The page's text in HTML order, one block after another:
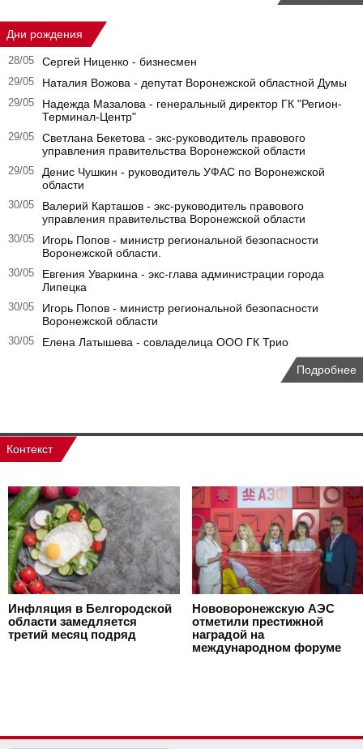
Дни рождения
28/05 Сергей Ниценко - бизнесмен
29/05 Наталия Вожова - депутат Воронежской областной Думы
29/05
Надежда Мазалова - генеральный директор ГК "Регион-
Терминал-Центр"
29/05
Светлана Бекетова - экс-руководитель правового
управления правительства Воронежской области
29/05
Денис Чушкин - руководитель УФАС по Воронежской
области
30/05
Валерий Карташов - экс-руководитель правового
управления правительства Воронежской области
30/05
Игорь Попов - министр региональной безопасности
Воронежской области.
30/05
Евгения Уваркина - экс-глава администрации города
Липецка
30/05
Игорь Попов - министр региональной безопасности
Воронежской области
30/05 Елена Латышева - совладелица ООО ГК Трио
Подробнее
Контекст
Инфляция в Белгородской
области замедляется
третий месяц подряд
Нововоронежскую АЭС
отметили престижной
наградой на
международном форуме